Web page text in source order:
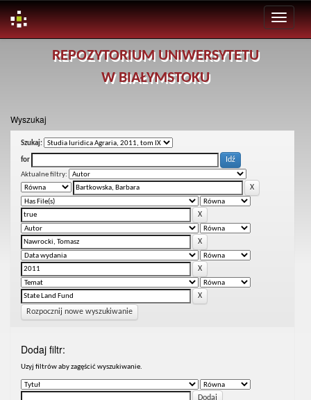
REPOZYTORIUM UNIWERSYTETU
W BIAŁYMSTOKU
Wyszukaj
Szukaj:
for
Aktualne filtry:
Rozpocznij nowe wyszukiwanie
Dodaj filtr:
Uzyj filtrów aby zagęścić wyszukiwanie.